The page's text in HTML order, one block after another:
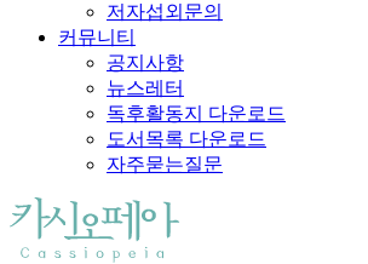
저자섭외문의
커뮤니티
공지사항
뉴스레터
독후활동지 다운로드
도서목록 다운로드
자주묻는질문